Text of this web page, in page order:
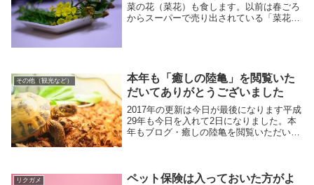
菜の花（菜花）も食します。以前は春ごろ
からスーパーで売り出されている「菜花」
その他（観光など）
本年も「癒しの陸亀」を閲覧いた
だいてありがとうございました
2017年の更新は今日が最後になります平成
29年も今日を入れて2日になりました。本
年もブログ・癒しの陸亀を閲覧いただいて
眠...
リクガメ
ペット保険は入っておいた方がよ